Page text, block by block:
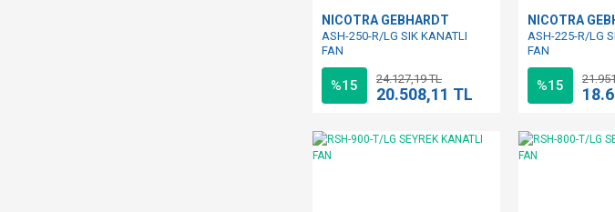
NICOTRA GEBHARDT
ASH-250-R/LG SIK KANATLI
FAN
%15 24.127,19 TL
20.508,11 TL
NICOTRA
ASH-225-R/LG
FAN
%15